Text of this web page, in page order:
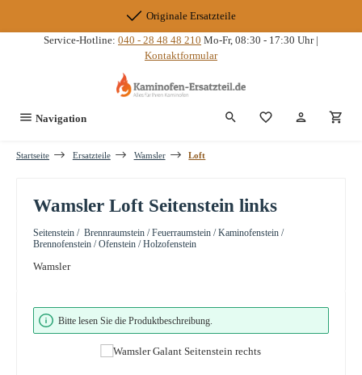
Originale Ersatzteile
Service-Hotline: 040 - 28 48 48 210 Mo-Fr, 08:30 - 17:30 Uhr |
Kontaktformular
Navigation Du hast 0
Startseite Ersatzteile Wamsler Loft
Wamsler Loft Seitenstein links
Seitenstein / Brennraumstein / Feuerraumstein / Kaminofenstein /
Brennofenstein / Ofenstein / Holzofenstein
Wamsler
Bildergalerie überspringen
Bitte lesen Sie die Produktbeschreibung.